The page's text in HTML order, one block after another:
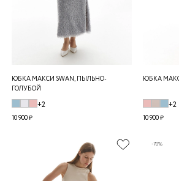
ЮБКА МАКСИ SWAN, ПЫЛЬНО-
ГОЛУБОЙ
+2
10 900 ₽
ЮБКА
+2
10 900 ₽
-70%